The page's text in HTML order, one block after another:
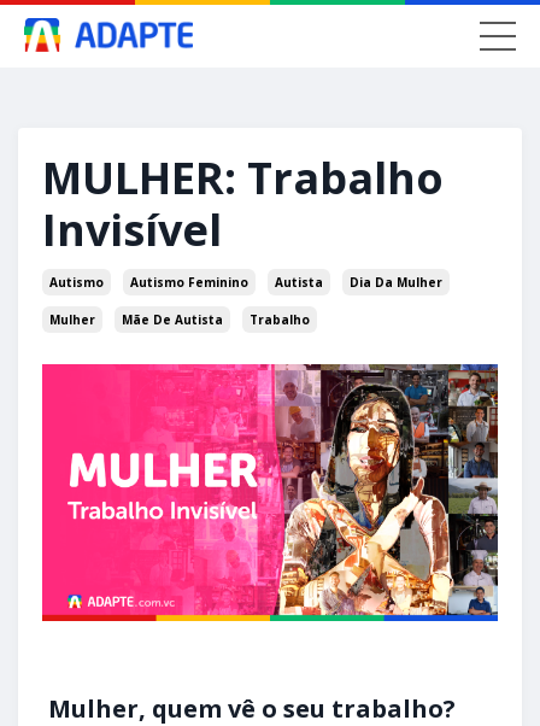
MULHER: Trabalho
Invisível
Autismo Autismo Feminino Autista Dia Da Mulher
Mulher Mãe De Autista Trabalho
Mulher, quem vê o seu trabalho?